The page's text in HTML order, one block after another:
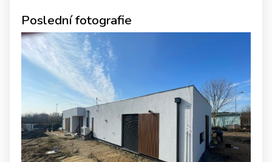
Poslední fotografie